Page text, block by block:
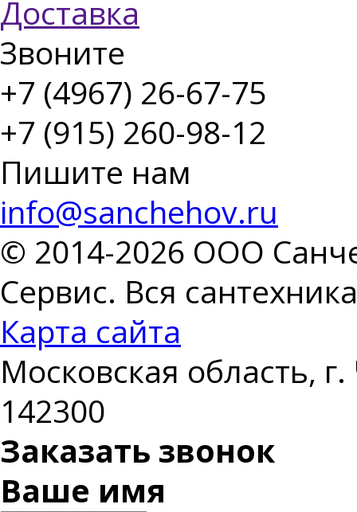
Доставка
Звоните
+7 (4967) 26-67-75
+7 (915) 260-98-12
Пишите нам
info@sanchehov.ru
© 2014-2026 ООО
Сервис. Вся
Карта сайта
Московская область,
142300
Заказать звонок
Ваше имя